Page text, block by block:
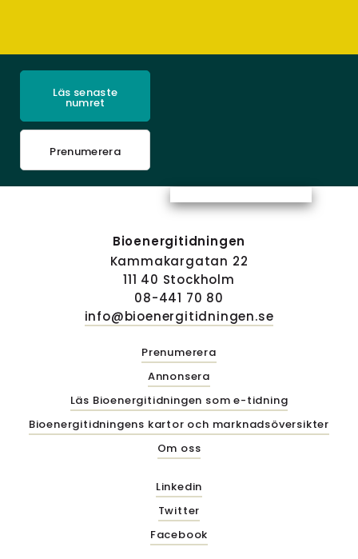
Läs senaste
numret
Prenumerera
Bioenergitidningen
Kammakargatan 22
111 40 Stockholm
08-441 70 80
info@bioenergitidningen.se
Prenumerera
Annonsera
Läs Bioenergitidningen som e-tidning
Bioenergitidningens kartor och marknadsöversikter
Om oss
Linkedin
Twitter
Facebook